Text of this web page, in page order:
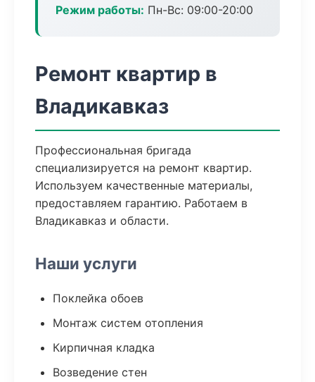
Режим работы: Пн-Вс: 09:00-20:00
Ремонт квартир в
Владикавказ
Профессиональная бригада
специализируется на ремонт квартир.
Используем качественные материалы,
предоставляем гарантию. Работаем в
Владикавказ и области.
Наши услуги
Поклейка обоев
Монтаж систем отопления
Кирпичная кладка
Возведение стен